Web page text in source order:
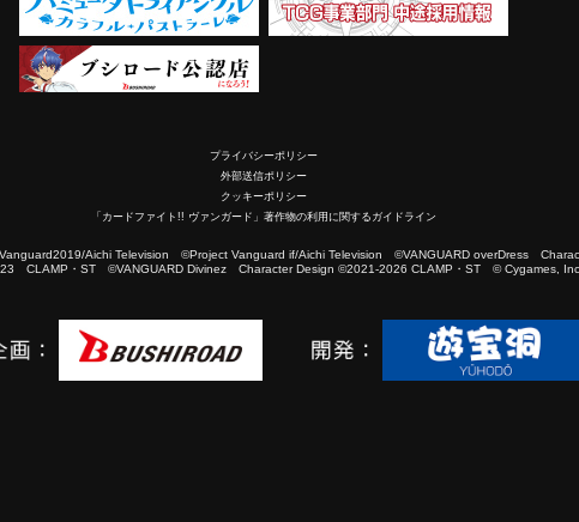
プライバシーポリシー
外部送信ポリシー
クッキーポリシー
「カードファイト!! ヴァンガード」著作物の利用に関するガイドライン
Aichi Television ©Project Vanguard if/Aichi Television ©VANGUARD overDress
CLAMP・ST ©VANGUARD Divinez Character Design ©2021-2026 CLAMP・ST © Cygames,